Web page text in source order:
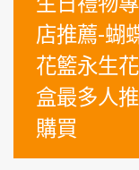
章
導
覽
店推薦-蝴
花籃永生
盒最多人
購買